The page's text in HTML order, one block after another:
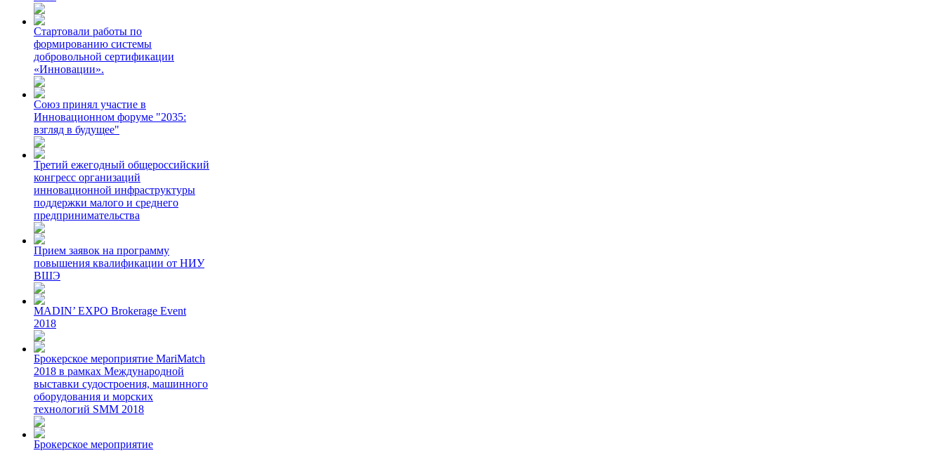
Стартовали работы по
формированию системы
добровольной сертификации
«Инновации».
Союз принял участие в
Инновационном форуме "2035:
взгляд в будущее"
Третий ежегодный общероссийский
конгресс организаций
инновационной инфраструктуры
поддержки малого и среднего
предпринимательства
Прием заявок на программу
повышения квалификации от НИУ
ВШЭ
MADIN’ EXPO Brokerage Event
2018
Брокерское мероприятие MariMatch
2018 в рамках Международной
выставки судостроения, машинного
оборудования и морских
технологий SMM 2018
Брокерское мероприятие